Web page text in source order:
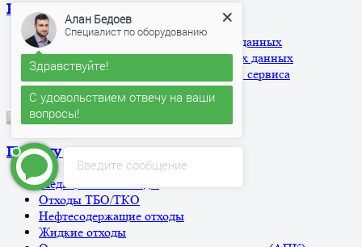
Контакты
Политика обработки персональных данных
Согласие на обработку персональных данных
Согласие на использование cookies и сервиса
Яндекс.Метрика
По виду отхода
Медицинские отходы
Отходы ТБО/ТКО
Нефтесодержащие отходы
Жидкие отходы
Введите сообщение
Алан Бедоев
Специалист по оборудованию
Здравствуйте!
С удовольствием отвечу на ваши
вопросы!